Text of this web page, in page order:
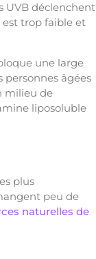
UVB déclenchent
est trop faible et
une large
personnes âgées
milieu de
liposoluble
plus
peu de
naturelles de